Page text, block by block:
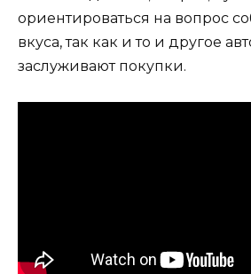
ориентироваться на вопрос
вкуса, так как и то и другое
заслуживают покупки.